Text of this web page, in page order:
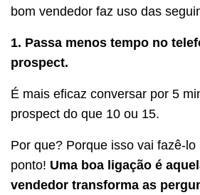
bom vendedor faz uso das
1. Passa menos tempo no
prospect.
É mais eficaz conversar por 5
prospect do que 10 ou 15.
Por que? Porque isso vai fazê-
ponto! Uma boa ligação é
vendedor transforma as